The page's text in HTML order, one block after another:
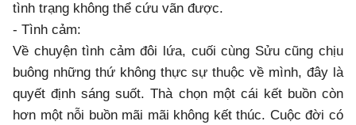
tình trạng không thể cứu vãn được.
- Tình cảm:
Về chuyện tình cảm đôi lứa, cuối cùng Sửu cũng chịu
buông những thứ không thực sự thuộc về mình, đây là
quyết định sáng suốt. Thà chọn một cái kết buồn còn
hơn một nỗi buồn mãi mãi không kết thúc. Cuộc đời có